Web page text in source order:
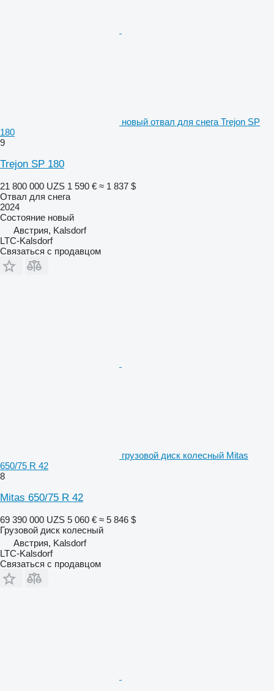
новый отвал для снега Trejon SP
180
9
Trejon SP 180
21 800 000 UZS 1 590 € ≈ 1 837 $
Отвал для снега
2024
Состояние новый
Австрия, Kalsdorf
LTC-Kalsdorf
Связаться с продавцом
грузовой диск колесный Mitas
650/75 R 42
8
Mitas 650/75 R 42
69 390 000 UZS 5 060 € ≈ 5 846 $
Грузовой диск колесный
Австрия, Kalsdorf
LTC-Kalsdorf
Связаться с продавцом